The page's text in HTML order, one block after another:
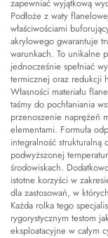
zapewniać wyjątkową
Podłoże z waty
właściwościami
akrylowego gwarantuje
warunkach. To unikalne
jednocześnie spełniać
termicznej oraz redukcji
Własności materiału
taśmy do pochłaniania
przenoszenie naprężeń
elementami. Formuła
integralność strukturalną
podwyższonej
środowiskach.
istotne korzyści w
dla zastosowań, w
Każda rolka tego
rygorystycznym testom
eksploatacyjne w całym